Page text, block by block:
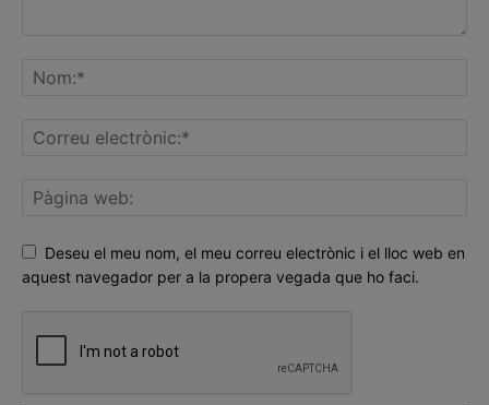
Deseu el meu nom, el meu correu electrònic i el lloc web en
aquest navegador per a la propera vegada que ho faci.